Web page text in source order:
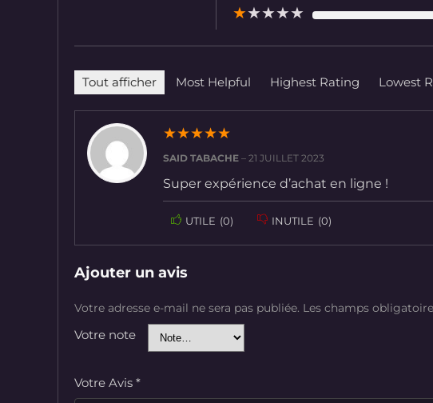
★★★★★
Tout afficher Most Helpful Highest Rating Lowest
★★★★★
SAID TABACHE – 21 JUILLET 2023
Super expérience d’achat en ligne !
UTILE (0) INUTILE (0)
Ajouter un avis
Votre adresse e-mail ne sera pas publiée. Les champs
Votre note
Votre Avis *